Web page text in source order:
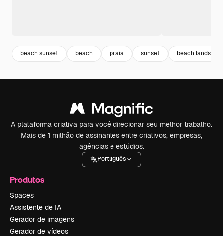
beach sunset beach praia sunset beach
A plataforma criativa para você direcionar seu melhor trabalho.
Mais de 1 milhão de assinantes entre criativos, empresas,
agências e estúdios.
Português
Produtos
Spaces
Assistente de IA
Gerador de imagens
Gerador de vídeos